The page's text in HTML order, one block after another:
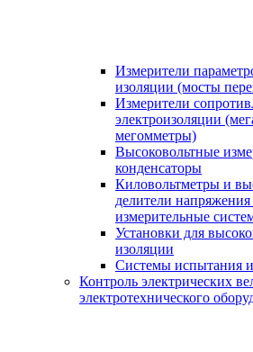
Измерители
изоляции (мосты
Измерители
электроизоляции
мегомметры)
Высоковольтные
конденсаторы
Киловольтметры и
делители
измерительные
Установки для
изоляции
Системы испытания
Контроль электрических
электротехнического